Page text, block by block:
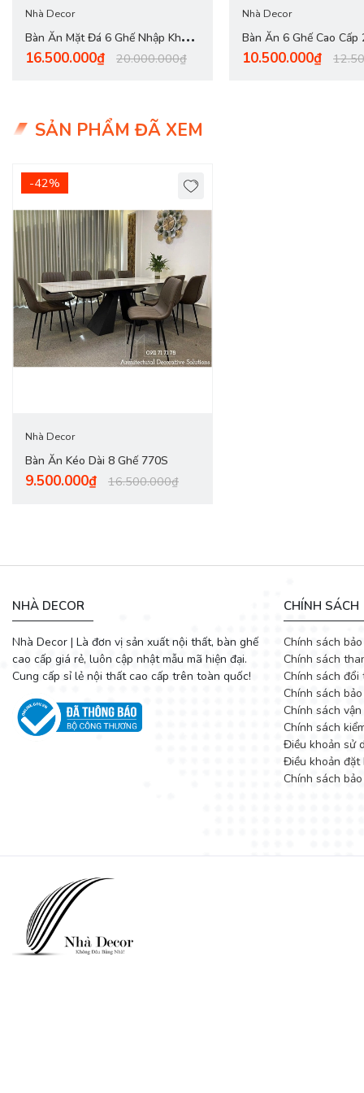
Nhà Decor
Bàn Ăn Mặt Đá 6 Ghế Nhập Khẩu
2818S
16.500.000₫ 20.000.000₫
Nhà Decor
Bàn Ăn 6 Ghế Cao Cấp
10.500.000₫
SẢN PHẨM ĐÃ XEM
-42%
Nhà Decor
Bàn Ăn Kéo Dài 8 Ghế 770S
9.500.000₫ 16.500.000₫
NHÀ DECOR
Nhà Decor | Là đơn vị sản xuất nội thất, bàn ghế
cao cấp giá rẻ, luôn cập nhật mẫu mã hiện đại.
Cung cấp sỉ lẻ nội thất cao cấp trên toàn quốc!
CHÍNH SÁCH
Chính sách
Chính sách
Chính sách đổi
Chính sách
Chính sách
Chính sách
Điều khoản sử
Điều khoản
Chính sách